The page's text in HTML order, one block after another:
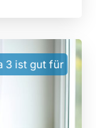
3 ist gut für